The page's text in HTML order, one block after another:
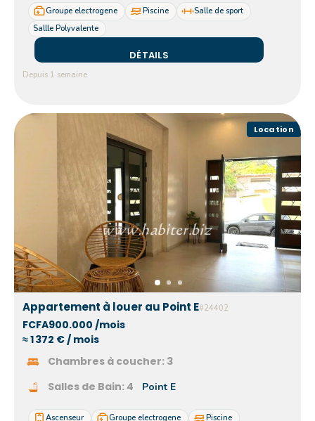
Groupe electrogene Piscine
Salle de sport
Sallle Polyvalente
Depuis 1 semaine
DÉTAILS
Location
Appartement à louer au Point E#24402
FCFA900.000 /mois
≈ 1 372 € / mois
Chambres à coucher: 3
Salles de Bain: 4 Point E
Ascenseur Groupe electrogene Piscine